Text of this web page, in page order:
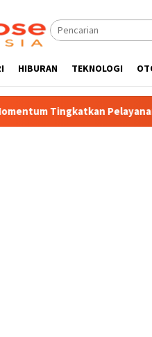
HIBURAN TEKNOLOGI
Pelayanan untuk Rakyat